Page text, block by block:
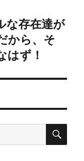
な存在達が
から、そ
はず！
検